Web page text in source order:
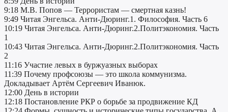
9:18 М.В. Попов — Террористам — смертная казнь!
9:49 Читая Энгельса. Анти-Дюринг.1. Философия. Часть 6
10:19 Читая Энгельса. Анти-Дюринг.2.Политэкономия. Часть
1
10:43 Читая Энгельса. Анти-Дюринг.2.Политэкономия. Часть
2
11:16 Участие левых в буржуазных выборах
11:39 Почему профсоюзы — это школа коммунизма.
Докладывает Артём Сергеевич Иванюк.
12:00 День в истории
12:18 Постановление РКР о борьбе за продвижение КД